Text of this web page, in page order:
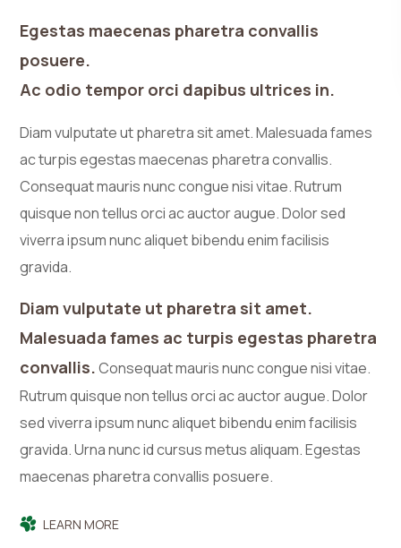
Egestas maecenas pharetra convallis
posuere.
Ac odio tempor orci dapibus ultrices in.
Diam vulputate ut pharetra sit amet. Malesuada fames
ac turpis egestas maecenas pharetra convallis.
Consequat mauris nunc congue nisi vitae. Rutrum
quisque non tellus orci ac auctor augue. Dolor sed
viverra ipsum nunc aliquet bibendu enim facilisis
gravida.
Diam vulputate ut pharetra sit amet.
Malesuada fames ac turpis egestas pharetra
convallis.Consequat mauris nunc congue nisi vitae.
Rutrum quisque non tellus orci ac auctor augue. Dolor
sed viverra ipsum nunc aliquet bibendu enim facilisis
gravida. Urna nunc id cursus metus aliquam. Egestas
maecenas pharetra convallis posuere.
LEARN MORE